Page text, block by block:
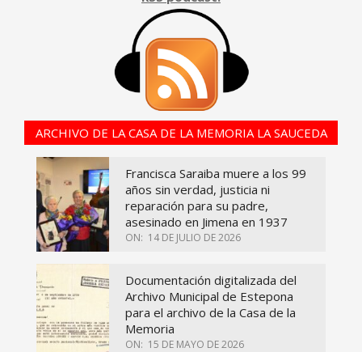
ARCHIVO DE LA CASA DE LA MEMORIA LA SAUCEDA
Francisca Saraiba muere a los 99
años sin verdad, justicia ni
reparación para su padre,
asesinado en Jimena en 1937
ON: 14 DE JULIO DE 2026
Documentación digitalizada del
Archivo Municipal de Estepona
para el archivo de la Casa de la
Memoria
ON: 15 DE MAYO DE 2026